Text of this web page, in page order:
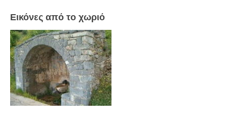
Εικόνες από το χωριό